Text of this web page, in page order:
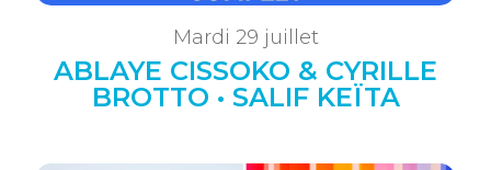
Mardi 29 juillet
ABLAYE CISSOKO & CYRILLE
BROTTO • SALIF KEÏTA